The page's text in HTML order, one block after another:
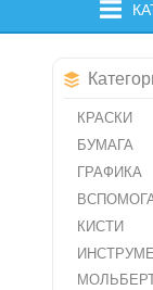
КРАСКИ
БУМАГА
ГРАФИКА
КИСТИ